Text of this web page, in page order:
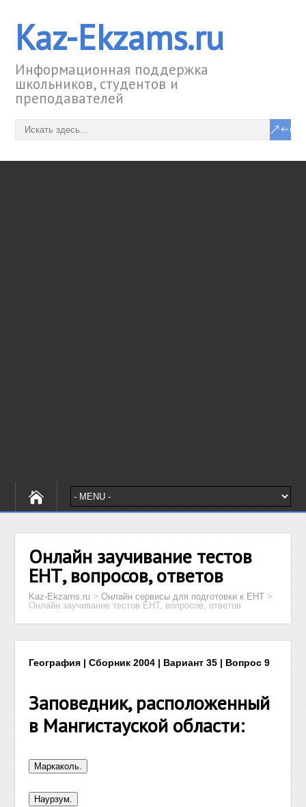
Kaz-Ekzams.ru
Информационная поддержка
школьников, студентов и
преподавателей
Онлайн заучивание тестов
ЕНТ, вопросов, ответов
Kaz-Ekzams.ru >Онлайн сервисы для подготовки к ЕНТ >
Онлайн заучивание тестов ЕНТ, вопросов, ответов
География | Сборник 2004 | Вариант 35 | Вопрос 9
Заповедник, расположенный
в Мангистауской области: